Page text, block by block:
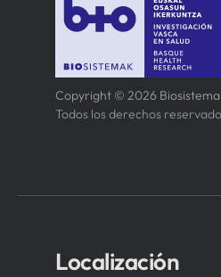
Copyright © 2026
Todos los derechos
Localización